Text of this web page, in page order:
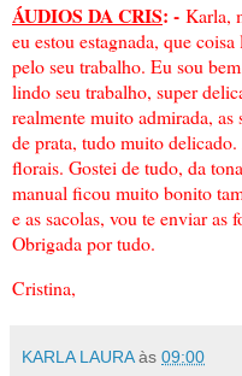
ÁUDIOS DA CRIS: - Karla,
eu estou estagnada, que
pelo seu trabalho. Eu sou
lindo seu trabalho, super
realmente muito admirada,
de prata, tudo muito
florais. Gostei de tudo, da
manual ficou muito bonito
e as sacolas, vou te enviar as
Obrigada por tudo.
Cristina,
KARLA LAURA às 09:00